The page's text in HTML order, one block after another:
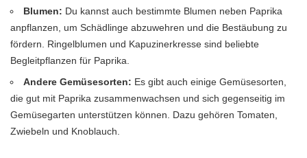
Blumen: Du kannst auch bestimmte Blumen neben Paprika
anpflanzen, um Schädlinge abzuwehren und die Bestäubung zu
fördern. Ringelblumen und Kapuzinerkresse sind beliebte
Begleitpflanzen für Paprika.
Andere Gemüsesorten: Es gibt auch einige Gemüsesorten,
die gut mit Paprika zusammenwachsen und sich gegenseitig im
Gemüsegarten unterstützen können. Dazu gehören Tomaten,
Zwiebeln und Knoblauch.